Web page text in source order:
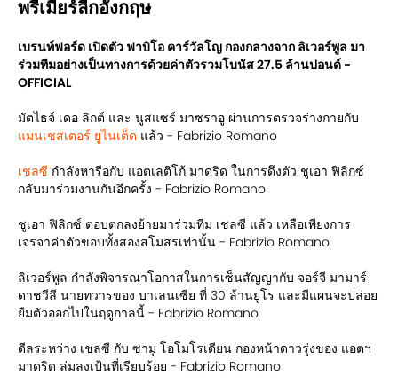
พรีเมียร์ลีกอังกฤษ
เบรนท์ฟอร์ด เปิดตัว ฟาบิโอ คาร์วัลโญ กองกลางจาก ลิเวอร์พูล มา
ร่วมทีมอย่างเป็นทางการด้วยค่าตัวรวมโบนัส 27.5 ล้านปอนด์ -
OFFICIAL
มัตไธจ์ เดอ ลิกต์ และ นูสแซร์ มาซราอู ผ่านการตรวจร่างกายกับ
แมนเชสเตอร์ ยูไนเต็ด แล้ว - Fabrizio Romano
เชลซี กำลังหารีอกับ แอตเลติโก้ มาดริด ในการดึงตัว ชูเอา ฟิลิกซ์
กลับมาร่วมงานกันอีกครั้ง - Fabrizio Romano
ชูเอา ฟิลิกซ์ ตอบตกลงย้ายมาร่วมทีม เชลซี แล้ว เหลือเพียงการ
เจรจาค่าตัวขอบทั้งสองสโมสรเท่านั้น - Fabrizio Romano
ลิเวอร์พูล กำลังพิจารณาโอกาสในการเซ็นสัญญากับ จอร์จี มามาร์
ดาชวีลี นายทวารของ บาเลนเซีย ที่ 30 ล้านยูโร และมีแผนจะปล่อย
ยืมตัวออกไปในฤดูกาลนี้ - Fabrizio Romano
ดีลระหว่าง เชลซี กับ ซามู โอโมโรเดียน กองหน้าดาวรุ่งของ แอตฯ
มาดริด ล่มลงเป้นที่เรียบร้อย - Fabrizio Romano